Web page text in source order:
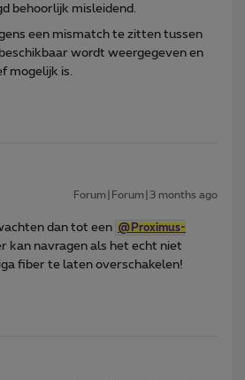
behoorlijk misleidend.
een mismatch te zitten tussen
wordt weergegeven en
mogelijk is.
Forum|Forum|3 months ago
dan tot een @Proximus-
kan navragen als het echt niet
fiber te laten overschakelen!